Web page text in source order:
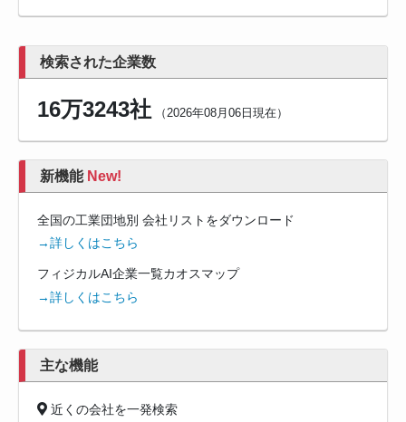
検索された企業数
16万3243社（2026年08月06日現在）
新機能 New!
全国の工業団地別 会社リストをダウンロード
→詳しくはこちら
フィジカルAI企業一覧カオスマップ
→詳しくはこちら
主な機能
近くの会社を一発検索